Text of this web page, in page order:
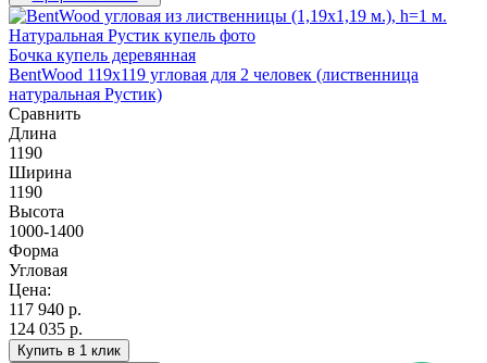
Бочка купель деревянная
BentWood 119х119 угловая для 2 человек (лиственница
натуральная Рустик)
Сравнить
Длина
1190
Ширина
1190
Высота
1000-1400
Форма
Угловая
Цена:
117 940 р.
124 035 р.
Купить в 1 клик